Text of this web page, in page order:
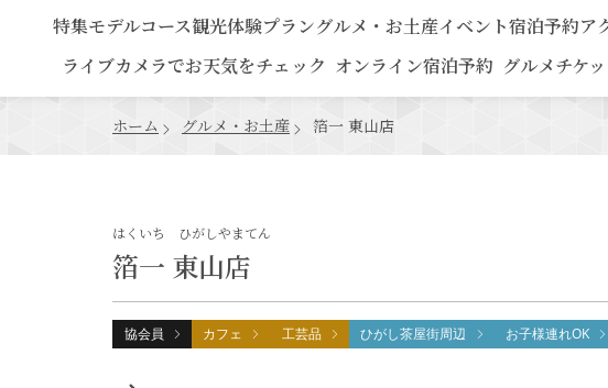
特集モデルコース観光体験プラングルメ・お土産イベント宿泊予約ア
ライブカメラでお天気をチェック オンライン宿泊予約 グルメチケ
ホーム グルメ・お土産 箔一 東山店
箔一 東山店
はくいち ひがしやまてん
協会員 カフェ 工芸品 ひがし茶屋街周辺 お子様連れOK